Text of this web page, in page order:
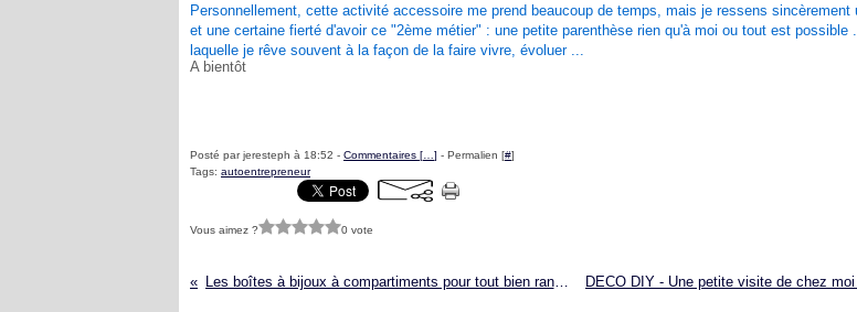
Personnellement, cette activité accessoire me prend beaucoup de temps, mais je ressens sincèrement
et une certaine fierté d'avoir ce "2ème métier" : une petite parenthèse rien qu'à moi ou tout est possible
laquelle je rêve souvent à la façon de la faire vivre, évoluer ...
A bientôt
Posté par jeresteph à 18:52 - Commentaires [ ] - Permalien [#]
Tags: autoentrepreneur
Vous aimez ? 0 vote
Les boîtes à bijoux à compartiments pour tout bien ranger !